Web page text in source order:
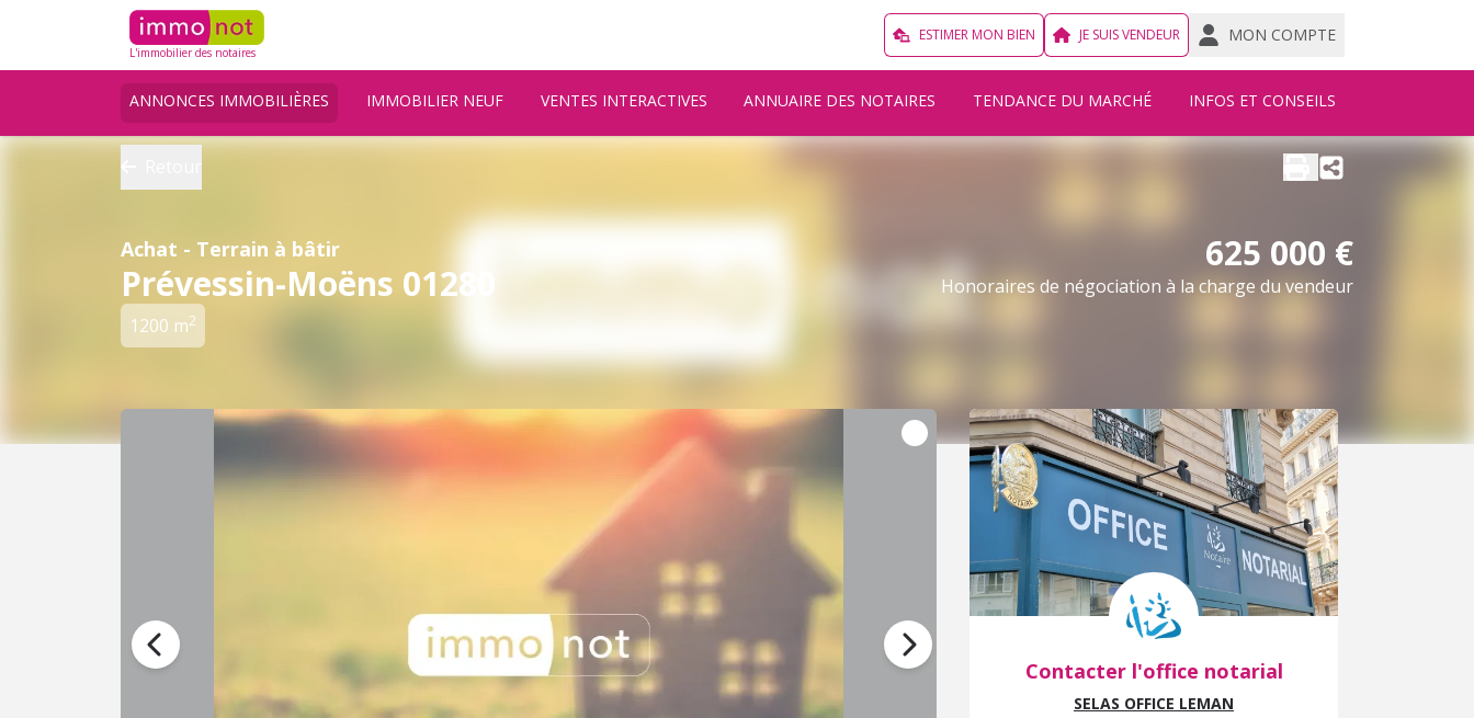
L'immobilier des notaires
ESTIMER MON BIEN JE SUIS VENDEUR MON COMPTE
ANNONCES IMMOBILIÈRES IMMOBILIER NEUF VENTES INTERACTIVES ANNUAIRE DES NOTAIRES TENDANCE DU MARCHÉ INFOS ET CONSEILS
Achat - Terrain à bâtir
Prévessin-Moëns 01280
1200 m2
625 000 €
Honoraires de négociation à la charge du vendeur
Nous écrire
Afficher le téléphone
Contacter l'office notarial
SELAS OFFICE LEMAN